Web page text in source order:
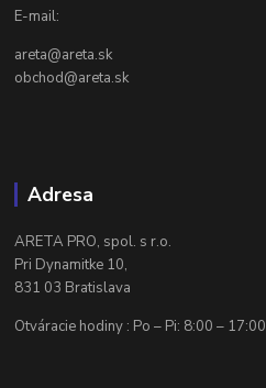
E-mail:
areta@areta.sk
obchod@areta.sk
Adresa
ARETA PRO, spol. s r.o.
Pri Dynamitke 10,
831 03 Bratislava
Otváracie hodiny : Po – Pi: 8:00 – 17:00